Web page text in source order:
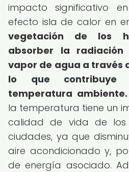
impacto significativo
efecto isla de calor en
vegetación de los
absorber la
vapor de agua a través
lo que
temperatura ambiente.
la temperatura tiene un
calidad de vida de
ciudades, ya que
aire acondicionado y,
de energía asociado.